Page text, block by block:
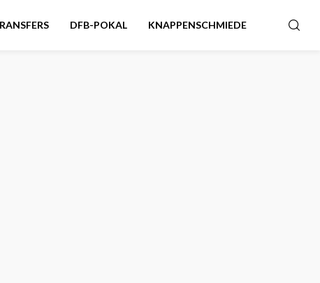
DFB-POKAL KNAPPENSCHMIEDE